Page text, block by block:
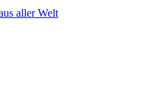
aller Welt